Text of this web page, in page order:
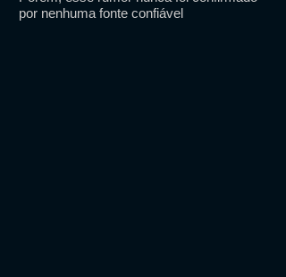
por nenhuma fonte confiável